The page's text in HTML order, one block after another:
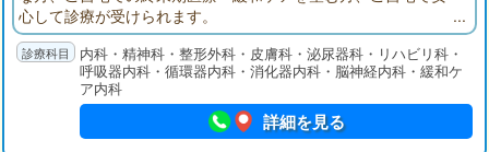
心して診療が受けられます。
内科・精神科・整形外科・皮膚科・泌尿器科・リハビリ科・
呼吸器内科・循環器内科・消化器内科・脳神経内科・緩和ケ
ア内科
詳細を見る